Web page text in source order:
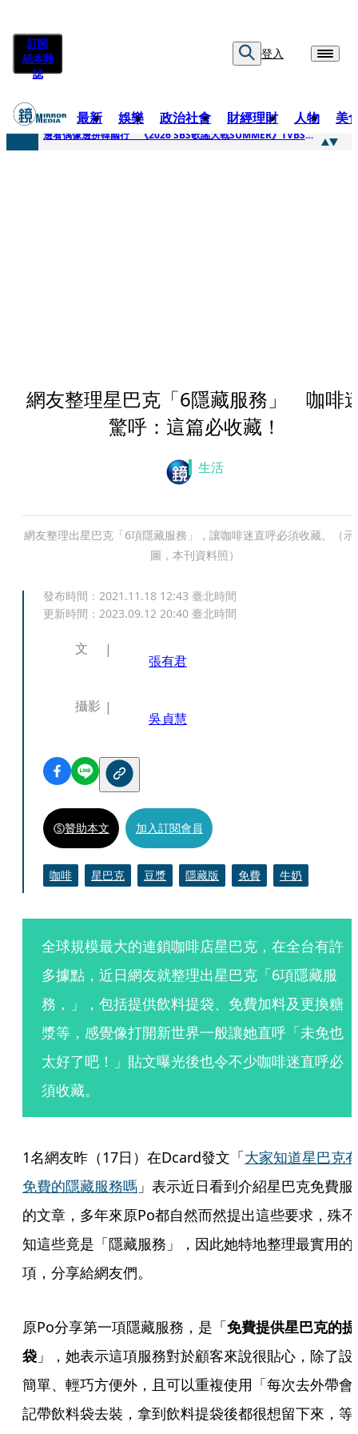
訂閱
紙本雜
誌
登入
最新 娛樂 政治社會 財經理財 人物 美
快訊
邊看偶像邊拚韓國行 《2026 SBS歌謠大戰SUMMER》TVBS直播祭追星福利
網友整理星巴克「6隱藏服務」 咖啡
驚呼：這篇必收藏！
生活
網友整理出星巴克「6項隱藏服務」，讓咖啡迷直呼必須收藏。（示
圖，本刊資料照）
發布時間： 2021.11.18 12:43 臺北時間
更新時間： 2023.09.12 20:40 臺北時間
文
張有君
攝影
吳貞慧
贊助本文 加入訂閱會員
咖啡 星巴克 豆漿 隱藏版 免費 牛奶
全球規模最大的連鎖咖啡店星巴克，在全台有許
多據點，近日網友就整理出星巴克「6項隱藏服
務，」，包括提供飲料提袋、免費加料及更換糖
漿等，感覺像打開新世界一般讓她直呼「未免也
太好了吧！」貼文曝光後也令不少咖啡迷直呼必
須收藏。
1名網友昨（17日）在Dcard發文「大家知道星巴克
免費的隱藏服務嗎 」表示近日看到介紹星巴克免費服
的文章，多年來原Po都自然而然提出這些要求，殊不
知這些竟是「隱藏服務」，因此她特地整理最實用的
項，分享給網友們。
原Po分享第一項隱藏服務，是「免費提供星巴克的提
袋 」，她表示這項服務對於顧客來說很貼心，除了設
簡單、輕巧方便外，且可以重複使用「每次去外帶會
記帶飲料袋去裝，拿到飲料提袋後都很想留下來，等